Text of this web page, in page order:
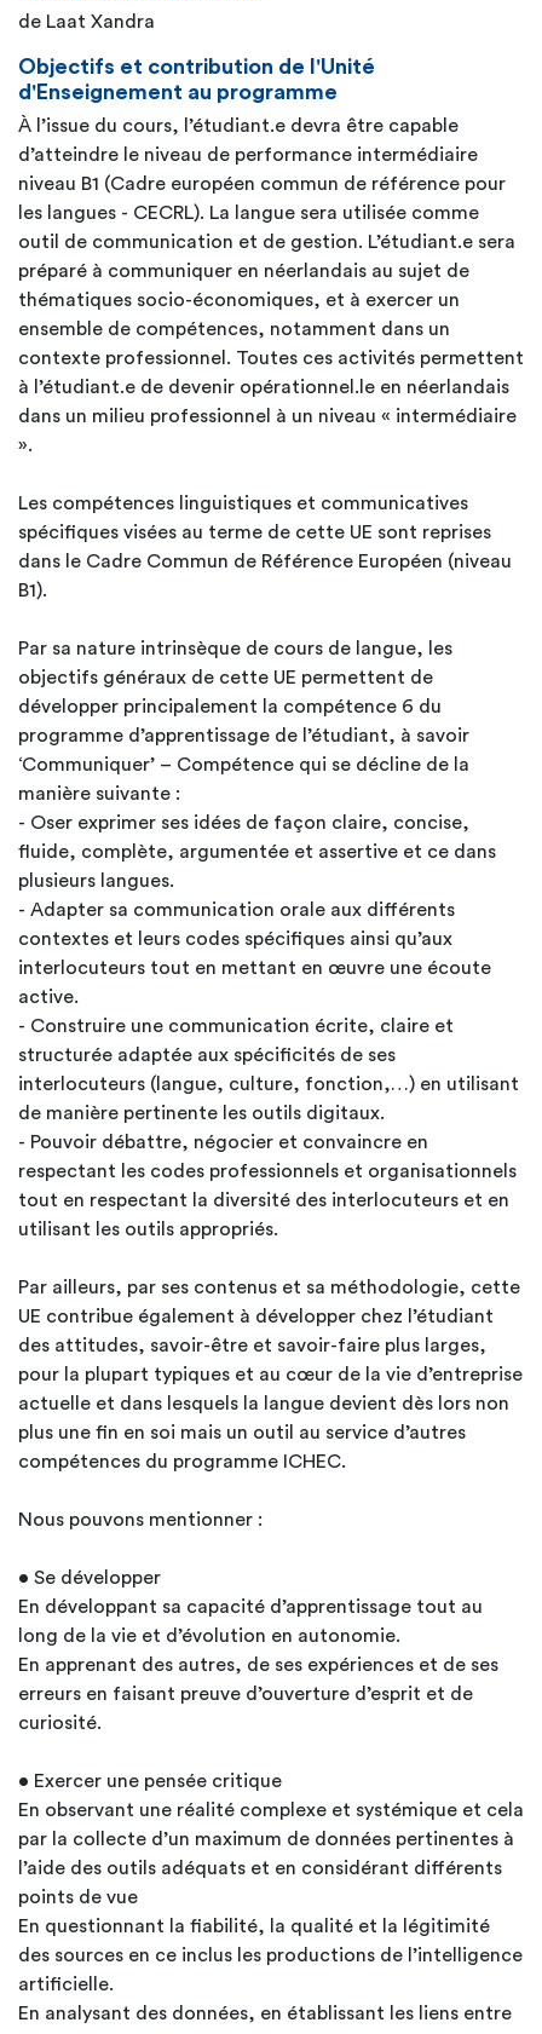
de Laat Xandra
Objectifs et contribution de l'Unité
d'Enseignement au programme
À l’issue du cours, l’étudiant.e devra être capable
d’atteindre le niveau de performance intermédiaire
niveau B1 (Cadre européen commun de référence pour
les langues - CECRL). La langue sera utilisée comme
outil de communication et de gestion. L’étudiant.e sera
préparé à communiquer en néerlandais au sujet de
thématiques socio-économiques, et à exercer un
ensemble de compétences, notamment dans un
contexte professionnel. Toutes ces activités permettent
à l’étudiant.e de devenir opérationnel.le en néerlandais
dans un milieu professionnel à un niveau « intermédiaire
».
Les compétences linguistiques et communicatives
spécifiques visées au terme de cette UE sont reprises
dans le Cadre Commun de Référence Européen (niveau
B1).
Par sa nature intrinsèque de cours de langue, les
objectifs généraux de cette UE permettent de
développer principalement la compétence 6 du
programme d’apprentissage de l’étudiant, à savoir
‘Communiquer’ – Compétence qui se décline de la
manière suivante :
- Oser exprimer ses idées de façon claire, concise,
fluide, complète, argumentée et assertive et ce dans
plusieurs langues.
- Adapter sa communication orale aux différents
contextes et leurs codes spécifiques ainsi qu’aux
interlocuteurs tout en mettant en œuvre une écoute
active.
- Construire une communication écrite, claire et
structurée adaptée aux spécificités de ses
interlocuteurs (langue, culture, fonction,…) en utilisant
de manière pertinente les outils digitaux.
- Pouvoir débattre, négocier et convaincre en
respectant les codes professionnels et organisationnels
tout en respectant la diversité des interlocuteurs et en
utilisant les outils appropriés.
Par ailleurs, par ses contenus et sa méthodologie, cette
UE contribue également à développer chez l’étudiant
des attitudes, savoir-être et savoir-faire plus larges,
pour la plupart typiques et au cœur de la vie d’entreprise
actuelle et dans lesquels la langue devient dès lors non
plus une fin en soi mais un outil au service d’autres
compétences du programme ICHEC.
Nous pouvons mentionner :
• Se développer
En développant sa capacité d’apprentissage tout au
long de la vie et d’évolution en autonomie.
En apprenant des autres, de ses expériences et de ses
erreurs en faisant preuve d’ouverture d’esprit et de
curiosité.
• Exercer une pensée critique
En observant une réalité complexe et systémique et cela
par la collecte d’un maximum de données pertinentes à
l’aide des outils adéquats et en considérant différents
points de vue
En questionnant la fiabilité, la qualité et la légitimité
des sources en ce inclus les productions de l’intelligence
artificielle.
En analysant des données, en établissant les liens entre